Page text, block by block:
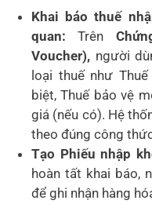
Khai báo thuế
quan:Trên
Voucher), người
loại thuế như
biệt, Thuế bảo vệ
giá (nếu có). Hệ
theo đúng công
Tạo Phiếu nhập
hoàn tất khai báo,
để ghi nhận hàng